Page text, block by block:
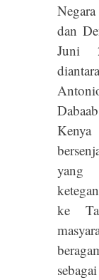
dan
Juni
yang
ke